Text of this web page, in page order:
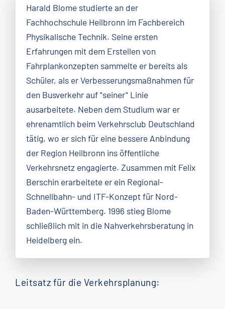
Harald Blome studierte an der
Fachhochschule Heilbronn im Fachbereich
Physikalische Technik. Seine ersten
Erfahrungen mit dem Erstellen von
Fahrplankonzepten sammelte er bereits als
Schüler, als er Verbesserungsmaßnahmen für
den Busverkehr auf "seiner" Linie
ausarbeitete. Neben dem Studium war er
ehrenamtlich beim Verkehrsclub Deutschland
tätig, wo er sich für eine bessere Anbindung
der Region Heilbronn ins öffentliche
Verkehrsnetz engagierte. Zusammen mit Felix
Berschin erarbeitete er ein Regional-
Schnellbahn- und ITF-Konzept für Nord-
Baden-Württemberg. 1996 stieg Blome
schließlich mit in die Nahverkehrsberatung in
Heidelberg ein.
Leitsatz für die Verkehrsplanung: